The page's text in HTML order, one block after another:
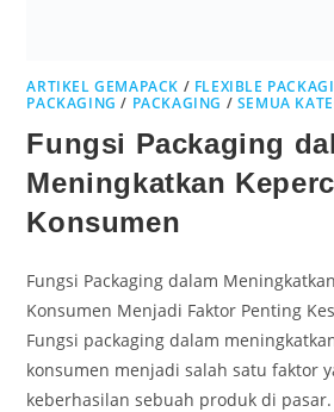
ARTIKEL GEMAPACK / FLEXIBLE
PACKAGING / PACKAGING / SEMUA
Fungsi Packaging
Meningkatkan
Konsumen
Fungsi Packaging dalam
Konsumen Menjadi Faktor Penting
Fungsi packaging dalam
konsumen menjadi salah satu faktor
keberhasilan sebuah produk di